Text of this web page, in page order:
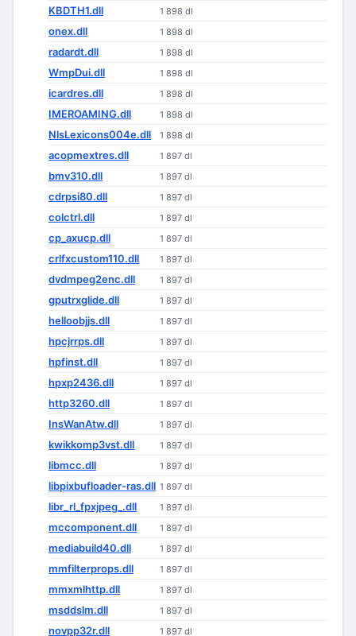
KBDTH1.dll 1 898 dl
onex.dll 1 898 dl
radardt.dll 1 898 dl
WmpDui.dll 1 898 dl
icardres.dll 1 898 dl
IMEROAMING.dll 1 898 dl
NlsLexicons004e.dll 1 898 dl
acopmextres.dll 1 897 dl
bmv310.dll 1 897 dl
cdrpsi80.dll 1 897 dl
colctrl.dll 1 897 dl
cp_axucp.dll 1 897 dl
crlfxcustom110.dll 1 897 dl
dvdmpeg2enc.dll 1 897 dl
gputrxglide.dll 1 897 dl
helloobjjs.dll 1 897 dl
hpcjrrps.dll 1 897 dl
hpfinst.dll 1 897 dl
hpxp2436.dll 1 897 dl
http3260.dll 1 897 dl
InsWanAtw.dll 1 897 dl
kwikkomp3vst.dll 1 897 dl
libmcc.dll 1 897 dl
libpixbufloader-ras.dll 1 897 dl
libr_rl_fpxjpeg_.dll 1 897 dl
mccomponent.dll 1 897 dl
mediabuild40.dll 1 897 dl
mmfilterprops.dll 1 897 dl
mmxmlhttp.dll 1 897 dl
msddslm.dll 1 897 dl
novpp32r.dll 1 897 dl